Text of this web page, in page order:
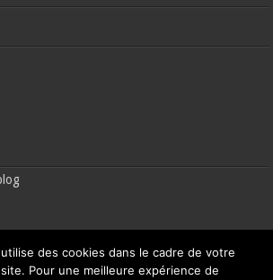
des cookies dans le cadre de votre
Pour une meilleure expérience de